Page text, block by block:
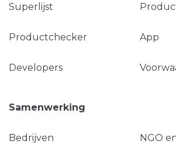
Superlijst
Productchecker App
Developers
Samenwerking
Bedrijven NGO